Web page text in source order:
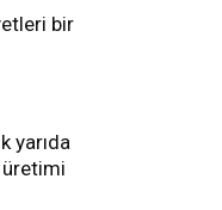
bir
yarıda